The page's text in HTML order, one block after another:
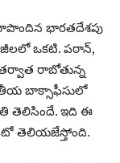
భారతదేశపు
ఒకటి. పఠాన్,
రాబోతున్న
బాక్సాఫీసులో
తెలిసిందే. ఇది ఈ
తెలియజేస్తోంది.